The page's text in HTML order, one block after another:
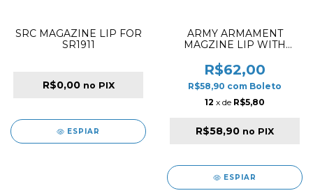
SRC MAGAZINE LIP FOR
SR1911
R$0,00 no PIX
ESPIAR
ARMY ARMAMENT
MAGZINE LIP WITH
R$62,00
R$58,90 com Boleto
12 x de R$5,80
R$58,90 no PIX
ESPIAR